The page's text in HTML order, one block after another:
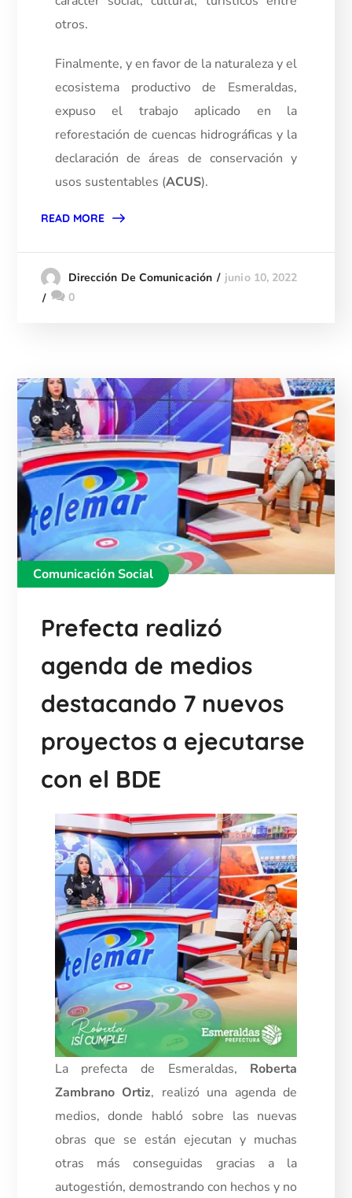
otros.
Finalmente, y en favor de la naturaleza y el
ecosistema productivo de Esmeraldas,
expuso el trabajo aplicado en la
reforestación de cuencas hidrográficas y la
declaración de áreas de conservación y
usos sustentables (ACUS).
READ MORE
Dirección De Comunicación
junio 10, 2022
0
Comunicación Social
Prefecta realizó
agenda de medios
destacando 7 nuevos
proyectos a ejecutarse
con el BDE
La prefecta de Esmeraldas, Roberta
Zambrano Ortiz, realizó una agenda de
medios, donde habló sobre las nuevas
obras que se están ejecutan y muchas
otras más conseguidas gracias a la
autogestión, demostrando con hechos y no